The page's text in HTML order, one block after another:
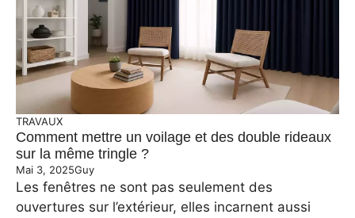
TRAVAUX
Comment mettre un voilage et des double rideaux
sur la même tringle ?
Mai 3, 2025Guy
Les fenêtres ne sont pas seulement des
ouvertures sur l’extérieur, elles incarnent aussi